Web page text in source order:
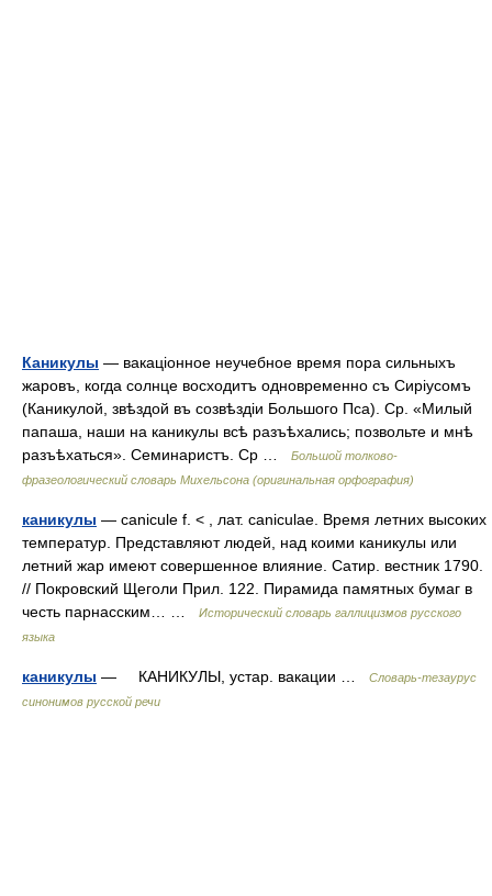
Каникулы — вакаціонное неучебное время пора сильныхъ
жаровъ, когда солнце восходитъ одновременно съ Сиріусомъ
(Каникулой, звѣздой въ созвѣздіи Большого Пса). Ср. «Милый
папаша, наши на каникулы всѣ разъѣхались; позвольте и мнѣ
разъѣхаться». Семинаристъ. Ср …
Большой толково-
фразеологический словарь Михельсона (оригинальная орфография)
каникулы — canicule f. < , лат. caniculae. Время летних высоких
температур. Представляют людей, над коими каникулы или
летний жар имеют совершенное влияние. Сатир. вестник 1790.
// Покровский Щеголи Прил. 122. Пирамида памятных бумаг в
честь парнасским… …
Исторический словарь галлицизмов русского
языка
каникулы — КАНИКУЛЫ, устар. вакации …
Словарь-тезаурус
синонимов русской речи